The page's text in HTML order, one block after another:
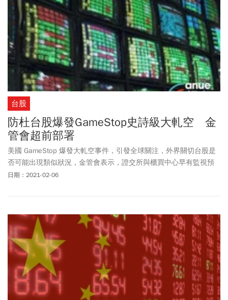
台股
防杜台股爆發GameStop史詩級大軋空 金
管會超前部署
美國 GameStop 爆發大軋空事件，引發全球關注，外界關切台股是
否可能出現類似狀況，金管會表示，證交所與櫃買中心早有監視預
警制度，會密切觀察股市任何變化。
日期：2021-02-06